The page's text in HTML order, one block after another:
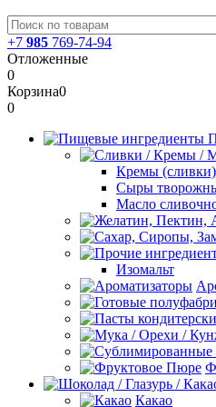
+7 985 769-74-94
Отложенные
0
Корзина0
0
Кремы (сливки)
Сыры
Масло
Изомальт
Какао